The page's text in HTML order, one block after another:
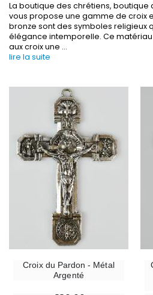
La boutique des chrétiens, boutique
vous propose une gamme de croix
bronze sont des symboles religieux
élégance intemporelle. Ce
aux croix une ...
lire la suite
Croix du Pardon - Métal
Argenté
-10%
€15.00 €13.50
€21.90